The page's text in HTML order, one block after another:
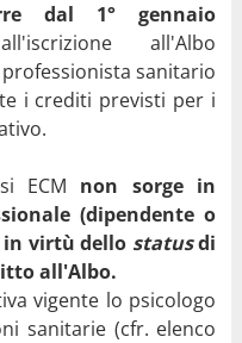
dal 1° gennaio
all'Albo
sanitario
i crediti previsti per i
ECM non sorge in
(dipendente o
in virtù dello statusdi
all'Albo.
vigente lo psicologo
sanitarie (cfr. elenco